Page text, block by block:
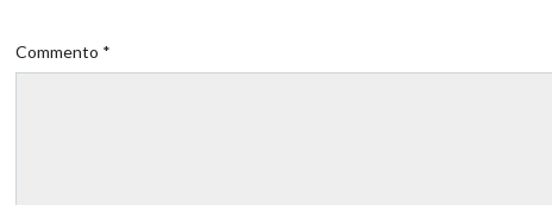
Commento *